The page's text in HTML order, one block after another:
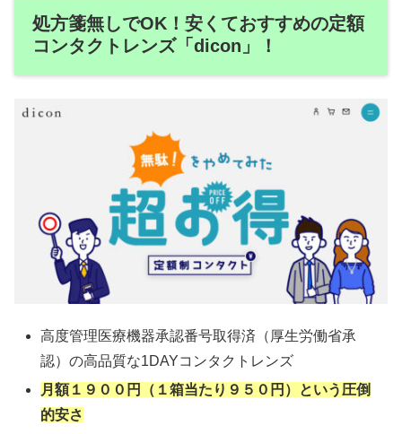
処方箋無しでOK！安くておすすめの定額
コンタクトレンズ「dicon」！
高度管理医療機器承認番号取得済（厚生労働省承
認）の高品質な1DAYコンタクトレンズ
月額１９００円（１箱当たり９５０円）という圧倒
的安さ